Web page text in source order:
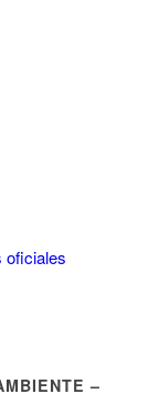
oficiales
–